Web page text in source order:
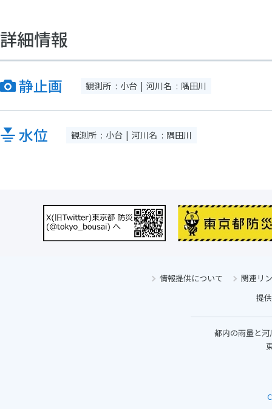
詳細情報
静止画 観測所 小台 河川名 隅田川
水位 観測所 小台 河川名 隅田川
情報提供について
関連リ
提供
都内の雨量と